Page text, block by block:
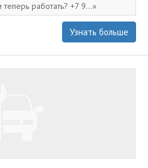
работать? +7 9...
Узнать больше